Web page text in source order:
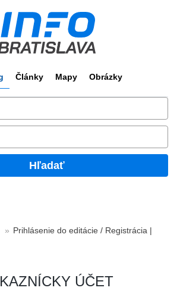
Články Mapy Obrázky
Hľadať
Prihlásenie do editácie / Registrácia |
ÚČET